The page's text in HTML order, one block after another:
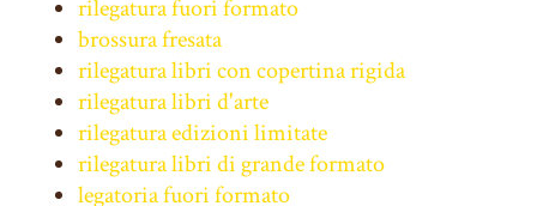
rilegatura fuori formato
brossura fresata
rilegatura libri con copertina rigida
rilegatura libri d'arte
rilegatura edizioni limitate
rilegatura libri di grande formato
legatoria fuori formato